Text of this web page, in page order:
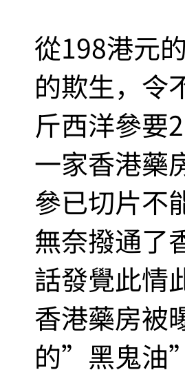
從198港元
的欺生，
斤西洋參要
一家香港藥
參已切片不
無奈撥通了
話發覺此情
香港藥房
的”黑鬼油